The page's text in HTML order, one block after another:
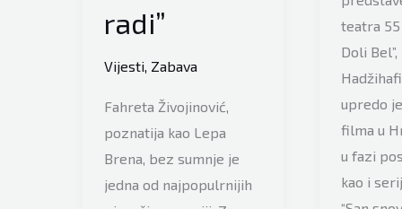
radi”
Vijesti Zabava
Fahreta Živojinović,
poznatija kao Lepa
Brena, bez sumnje je
jedna od najpopulrnijih
teatra 55
Doli Bel”,
upredo
filma u
u fazi
kao i